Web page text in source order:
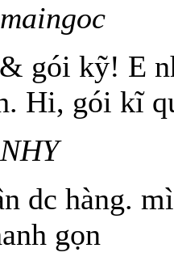
gói kỹ! E
Hi, gói kĩ
dc hàng.
gọn